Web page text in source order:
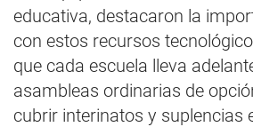
educativa, destacaron la
con estos recursos
que cada escuela lleva
asambleas ordinarias de
cubrir interinatos y suplencias